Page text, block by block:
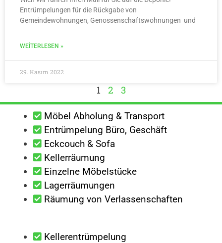
Entrümpelungen für die Rückgabe von
Gemeindewohnungen, Genossenschaftswohnungen und
WEITERLESEN »
29. Kasım 2022
1 2 3
Möbel Abholung & Transport
Entrümpelung Büro, Geschäft
Eckcouch & Sofa
Kellerräumung
Einzelne Möbelstücke
Lagerräumungen
Räumung von Verlassenschaften
Kellerentrümpelung